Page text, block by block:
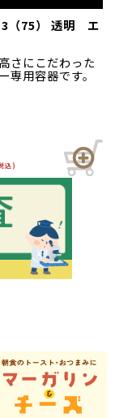
（75） 透明 エ
さにこだわった
専用容器です。
込)